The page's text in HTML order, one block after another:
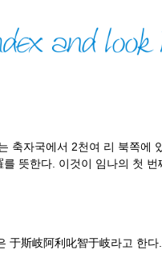
축자국에서 2천여 리 북쪽
뜻한다. 이것이 임나의 첫
斯岐阿利叱智于岐라고 한